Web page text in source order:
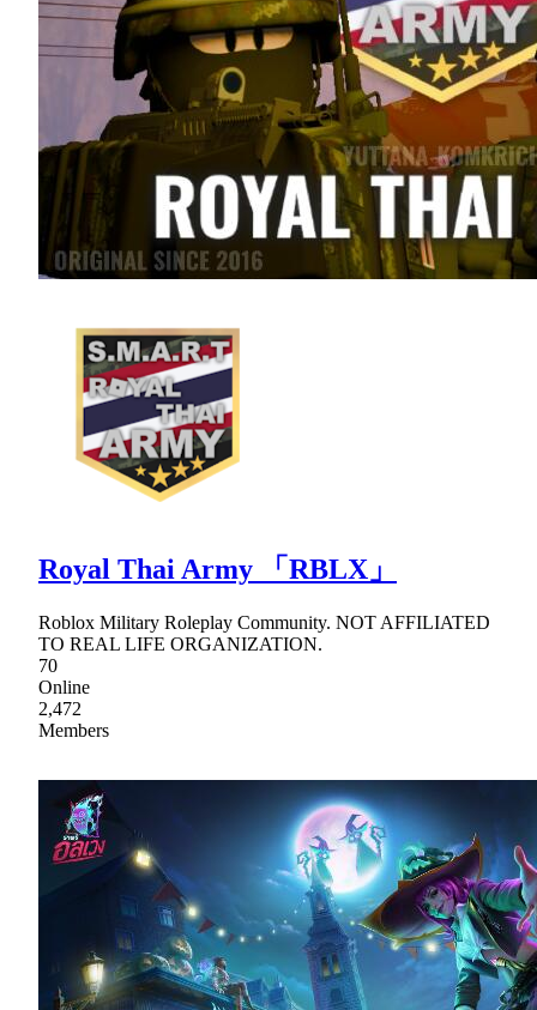
Royal Thai Army 「RBLX」
Roblox Military Roleplay Community. NOT AFFILIATED
TO REAL LIFE ORGANIZATION.
70
Online
2,472
Members